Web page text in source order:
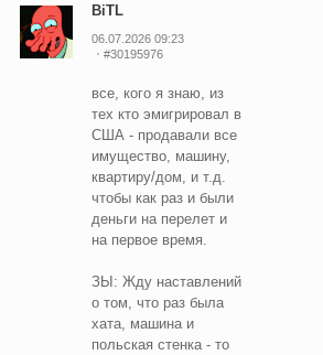
BiTL
06.07.2026 09:23
#30195976
все, кого я знаю, из
тех кто эмигрировал в
США - продавали все
имущество, машину,
квартиру/дом, и т.д.
чтобы как раз и были
деньги на перелет и
на первое время.
ЗЫ: Жду наставлений
о том, что раз была
хата, машина и
польская стенка - то